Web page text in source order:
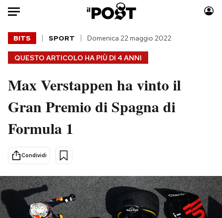
Auto
HOME
Italia
Politica
Tecnologia
Scienza
Economia
Sport
Moda
Consumismi
Altrecose
Mondiali calcio 2026
QUESTO ARTICOLO HA PIÙ DI 4 ANNI
BITS SPORT Domenica 22 maggio 2022
Max Verstappen ha vinto il
Gran Premio di Spagna di
Formula 1
Condividi